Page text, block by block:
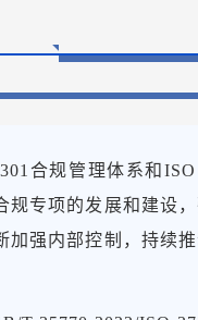
合规管理体系和
专项的发展和建设
强内部控制，持续